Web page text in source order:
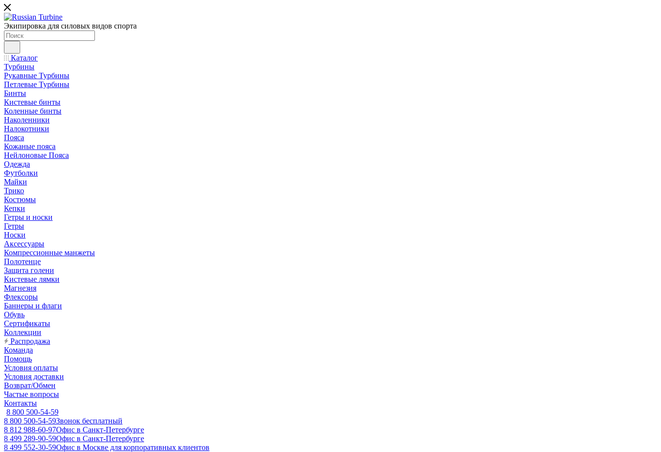
Экипировка для силовых видов спорта
Каталог
Турбины
Рукавные Турбины
Петлевые Турбины
Бинты
Кистевые бинты
Коленные бинты
Наколенники
Налокотники
Пояса
Кожаные пояса
Нейлоновые Пояса
Одежда
Футболки
Майки
Трико
Костюмы
Кепки
Гетры и носки
Гетры
Носки
Аксессуары
Компрессионные манжеты
Полотенце
Защита голени
Кистевые лямки
Магнезия
Флексоры
Баннеры и флаги
Обувь
Сертификаты
Коллекции
Распродажа
Команда
Помощь
Условия оплаты
Условия доставки
Возврат/Обмен
Частые вопросы
Контакты
8 800 500-54-59
8 800 500-54-59Звонок бесплатный
8 812 988-60-97Офис в Санкт-Петербурге
8 499 289-90-59Офис в Санкт-Петербурге
8 499 552-30-59Офис в Москве для корпоративных клиентов